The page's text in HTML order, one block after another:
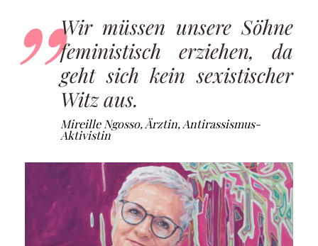
Wir müssen unsere Söhne
feministisch erziehen, da
geht sich kein sexistischer
Witz aus.
Mireille Ngosso, Ärztin, Antirassismus-
Aktivistin